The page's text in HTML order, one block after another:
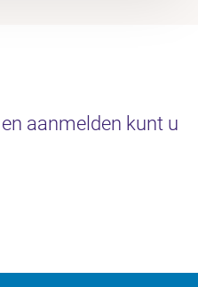
aanmelden kunt u